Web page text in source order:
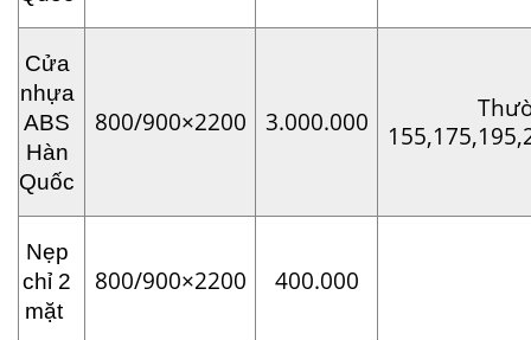
Cửa
nhựa
ABS
Hàn
Quốc
800/900×2200 3.000.000
Nẹp
chỉ 2
mặt
800/900×2200 400.000